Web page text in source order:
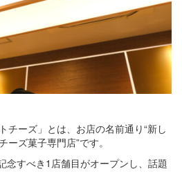
チーズ」とは、お店の名前通り“新し
ズ菓子専門店”です。
念すべき1店舗目がオープンし、話題